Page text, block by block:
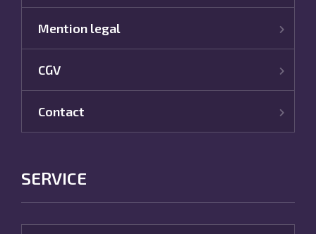
Mention legal
CGV
Contact
SERVICE